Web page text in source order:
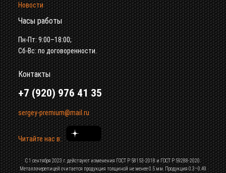
Новости
Часы работы
Пн-Пт: 9:00–18:00;
Сб-Вс: по договоренности.
Контакты
+7 (920) 976 41 35
sergey-premium@mail.ru
Читайте нас в:
С 1 сентября 2023 г. действуют изменения ГОСТ Р 58153-2018 и ГОСТ Р 59288-2020.
Металлочерепицей считается продукция толщиной не менее 0.5 мм. Продукция 0.3–0.49